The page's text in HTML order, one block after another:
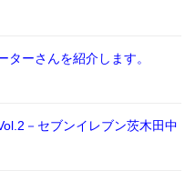
ーさんを紹介します。
－セブンイレブン茨木田中